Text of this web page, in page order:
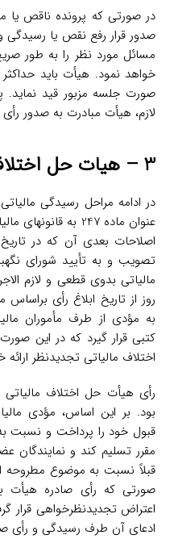
در صورتی که پرونده ناقص
صدور قرار رفع نقص یا رسیدگی
مسائل مورد نظر را به طور
خواهد نمود. هیأت باید
صورت جلسه مزبور قید
لازم، هیأت مبادرت به صدور
3 – هیات حل اختلاف مالیاتی تجدیدنظر
در ادامه مراحل رسیدگی
تصویب و به تأیید شورای
مالیاتی بدوی قطعی و لازم
به مؤدی از طرف مأموران
کتبی قرار گیرد که در این
اختلاف مالیاتی تجدیدنظر
رأی هیأت حل اختلاف مالیاتی
بود. بر این اساس، مؤدی
قبول خود را پرداخت و نسبت
مقرر تسلیم کند و نمایندگان
قبلاً نسبت به موضوع مطروحه
صورتی که رأی صادره هیأت
اعتراض تجدیدنظرخواهی قرار
ادعای آن طرف رسیدگی و رأی